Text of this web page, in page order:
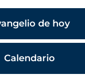
de hoy
Calendario